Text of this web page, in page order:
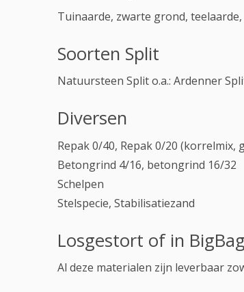
Tuinaarde, zwarte grond,
Soorten Split
Natuursteen Split o.a.: Ardenner
Diversen
Repak 0/40, Repak 0/20 (korrelmix,
Betongrind 4/16, betongrind 16/32
Schelpen
Stelspecie, Stabilisatiezand
Losgestort of in
Al deze materialen zijn leverbaar